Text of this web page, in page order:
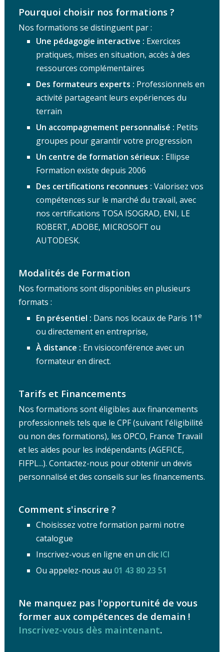
Pourquoi choisir nos formations ?
Nos formations se distinguent par :
Une pédagogie interactive : Exercices
pratiques, mises en situation, accès à des
ressources complémentaires
Des formateurs experts : Professionnels en
activité partageant leurs expériences du
terrain
Un accompagnement personnalisé : Petits
groupes pour garantir votre progression
Un centre de formation sérieux : Ellipse
Formation existe depuis 2006
Des certifications reconnues : Valorisez vos
compétences sur le marché du travail, avec
nos certifications TOSA ISOGRAD, ENI, LE
ROBERT, ADOBE, MICROSOFT ou
AUTODESK.
Modalités de Formation
Nos formations sont disponibles en plusieurs
formats :
En présentiel : Dans nos locaux de Paris 11e
ou directement en entreprise,
À distance : En visioconférence avec un
formateur en direct.
Tarifs et Financements
Nos formations sont éligibles aux financements
professionnels tels que le CPF (suivant l'éligibilité
ou non des formations), les OPCO, France Travail
et les aides pour les indépendants (AGEFICE,
FIFPL...). Contactez-nous pour obtenir un devis
personnalisé et des conseils sur les financements.
Comment s'inscrire ?
Choisissez votre formation parmi notre
catalogue
Inscrivez-vous en ligne en un clic ICI
Ou appelez-nous au 01 43 80 23 51
Ne manquez pas l'opportunité de vous
former aux compétences de demain !
Inscrivez-vous dès maintenant.